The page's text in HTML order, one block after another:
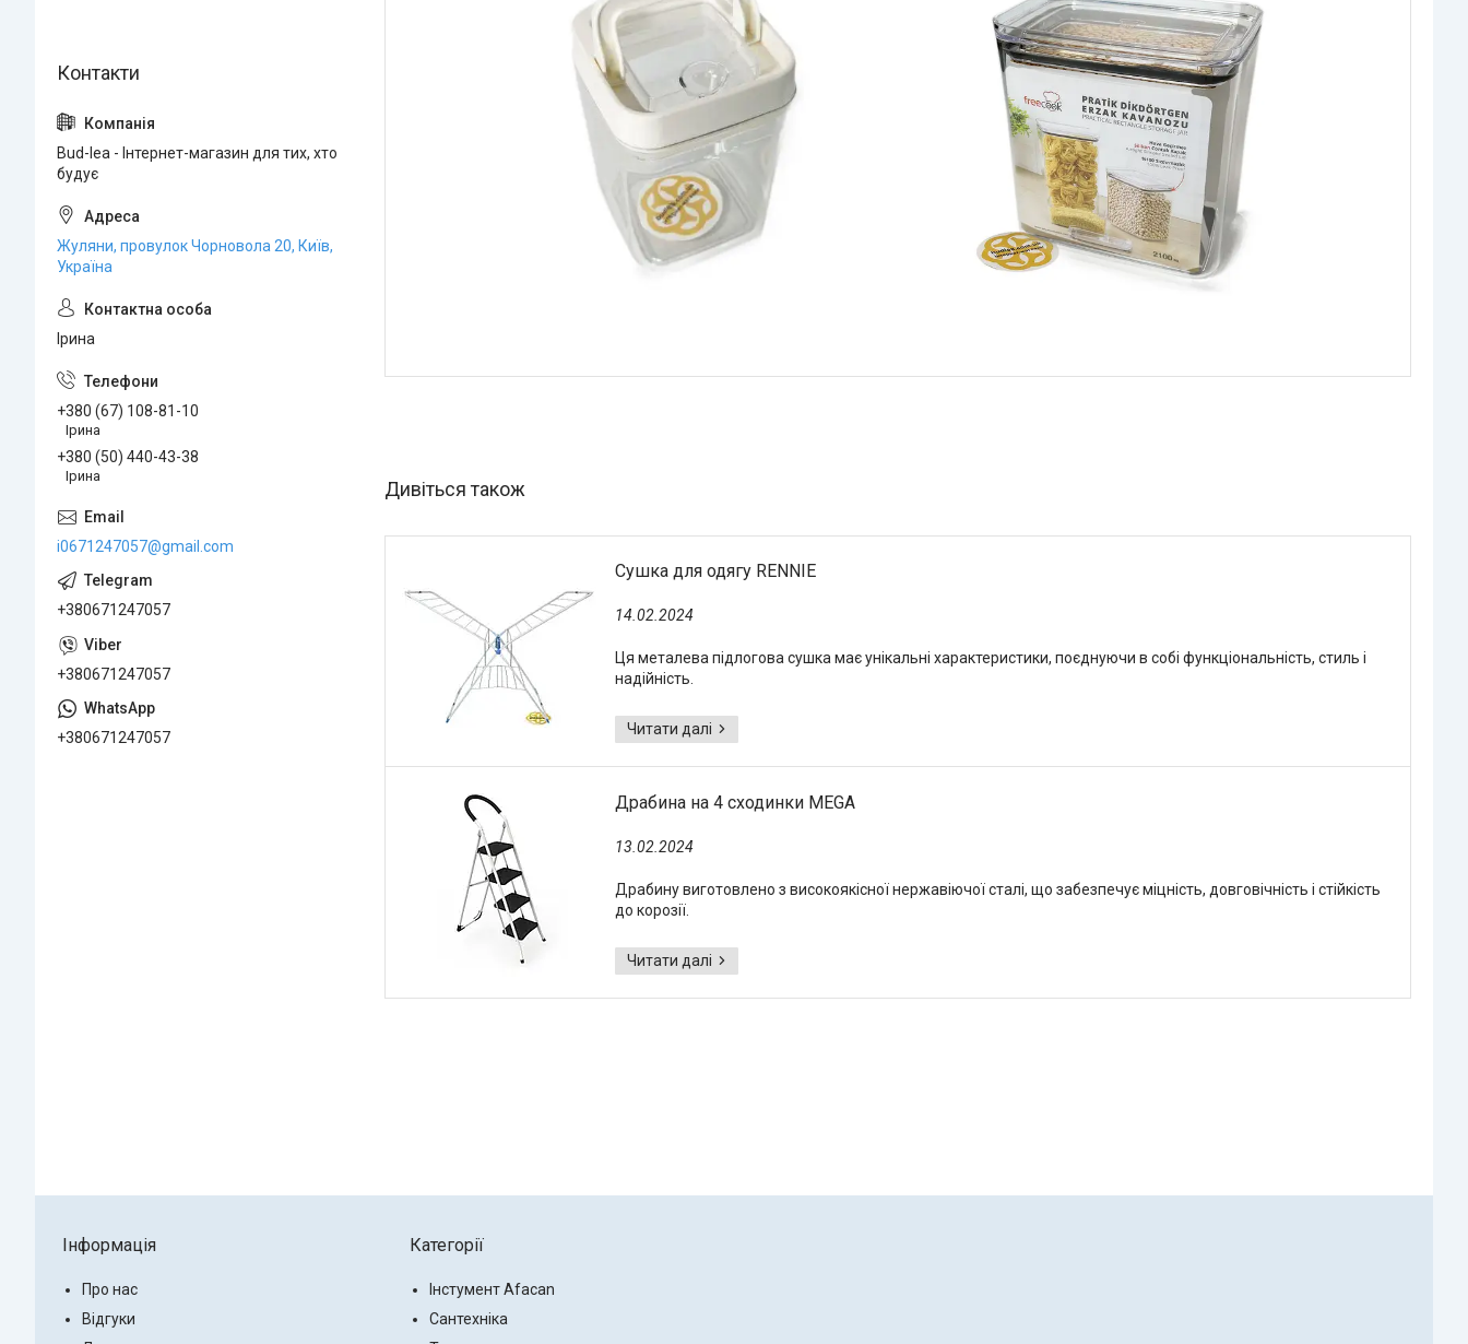
Сушка для одягу RENNIE
14.02.2024
Ця металева підлогова сушка має унікальні характеристики, поєднуючи в собі функціональність, стиль і
надійність.
Драбина на 4 сходинки MEGA
13.02.2024
Драбину виготовлено з високоякісної нержавіючої сталі, що забезпечує міцність, довговічність і стійкість
до корозії.
Bud-lea - Інтернет-магазин для тих, хто
будує
Жуляни, провулок Чорновола 20, Київ,
Україна
Ірина
+380 (67) 108-81-10
Ірина
+380 (50) 440-43-38
Ірина
i0671247057@gmail.com
+380671247057
+380671247057
+380671247057
Інформація
Про нас
Відгуки
Категорії
Інстумент Afacan
Сантехніка